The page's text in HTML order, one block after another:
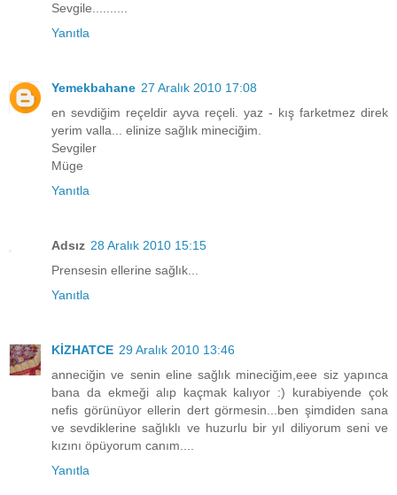
Sevgile..........
Yanıtla
Yemekbahane 27 Aralık 2010 17:08
en sevdiğim reçeldir ayva reçeli. yaz - kış farketmez direk
yerim valla... elinize sağlık mineciğim.
Sevgiler
Müge
Yanıtla
Adsız 28 Aralık 2010 15:15
Prensesin ellerine sağlık...
Yanıtla
KİZHATCE 29 Aralık 2010 13:46
anneciğin ve senin eline sağlık mineciğim,eee siz yapınca
bana da ekmeği alıp kaçmak kalıyor :) kurabiyende çok
nefis görünüyor ellerin dert görmesin...ben şimdiden sana
ve sevdiklerine sağlıklı ve huzurlu bir yıl diliyorum seni ve
kızını öpüyorum canım....
Yanıtla